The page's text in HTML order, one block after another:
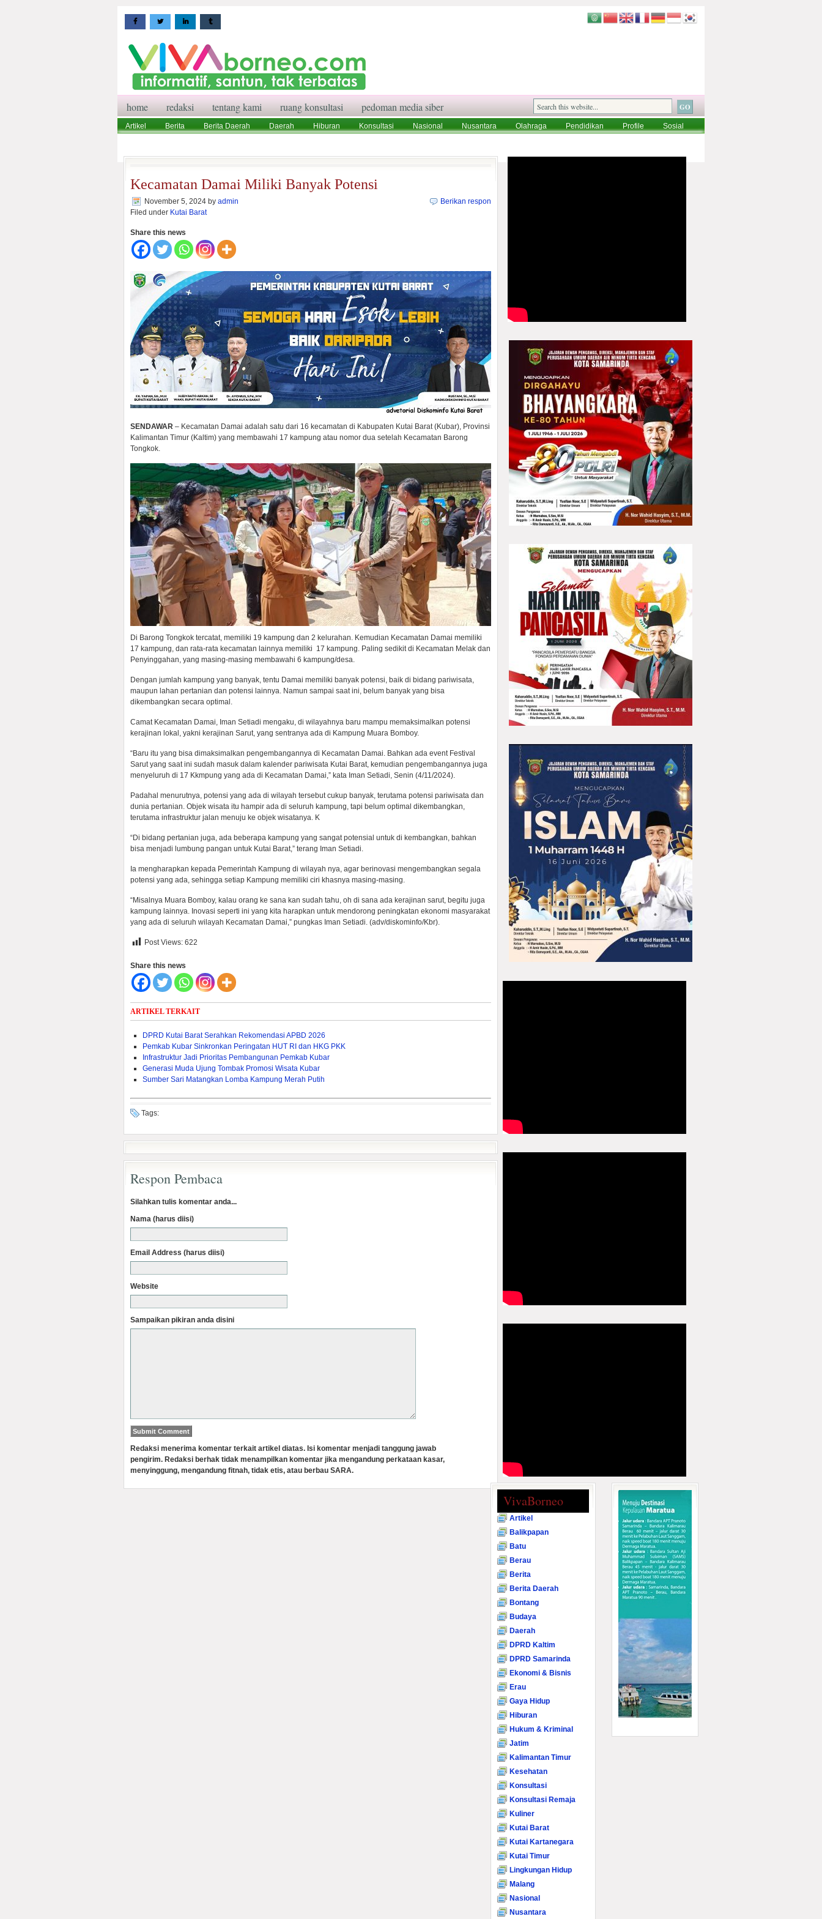
home redaksi tentang kami ruang konsultasi pedoman media siber
Artikel Berita Berita Daerah Daerah Hiburan Konsultasi Nasional Nusantara Olahraga Pendidikan Profile
Sosial
Kecamatan Damai Miliki Banyak Potensi
November 5, 2024 by admin
Filed under Kutai Barat
Berikan respon
Share this news
SENDAWAR – Kecamatan Damai adalah satu dari 16 kecamatan di Kabupaten Kutai Barat (Kubar), Provinsi
Kalimantan Timur (Kaltim) yang membawahi 17 kampung atau nomor dua setelah Kecamatan Barong
Tongkok.
Di Barong Tongkok tercatat, memiliki 19 kampung dan 2 kelurahan. Kemudian Kecamatan Damai memiliki
17 kampung, dan rata-rata kecamatan lainnya memiliki 17 kampung. Paling sedikit di Kecamatan Melak dan
Penyinggahan, yang masing-masing membawahi 6 kampung/desa.
Dengan jumlah kampung yang banyak, tentu Damai memiliki banyak potensi, baik di bidang pariwisata,
maupun lahan pertanian dan potensi lainnya. Namun sampai saat ini, belum banyak yang bisa
dikembangkan secara optimal.
Camat Kecamatan Damai, Iman Setiadi mengaku, di wilayahnya baru mampu memaksimalkan potensi
kerajinan lokal, yakni kerajinan Sarut, yang sentranya ada di Kampung Muara Bomboy.
“Baru itu yang bisa dimaksimalkan pengembangannya di Kecamatan Damai. Bahkan ada event Festival
Sarut yang saat ini sudah masuk dalam kalender pariwisata Kutai Barat, kemudian pengembangannya juga
menyeluruh di 17 Kkmpung yang ada di Kecamatan Damai,” kata Iman Setiadi, Senin (4/11/2024).
Padahal menurutnya, potensi yang ada di wilayah tersebut cukup banyak, terutama potensi pariwisata dan
dunia pertanian. Objek wisata itu hampir ada di seluruh kampung, tapi belum optimal dikembangkan,
terutama infrastruktur jalan menuju ke objek wisatanya. K
“Di bidang pertanian juga, ada beberapa kampung yang sangat potensial untuk di kembangkan, bahkan
bisa menjadi lumbung pangan untuk Kutai Barat,” terang Iman Setiadi.
Ia mengharapkan kepada Pemerintah Kampung di wilayah nya, agar berinovasi mengembangkan segala
potensi yang ada, sehingga setiap Kampung memiliki ciri khasnya masing-masing.
“Misalnya Muara Bomboy, kalau orang ke sana kan sudah tahu, oh di sana ada kerajinan sarut, begitu juga
kampung lainnya. Inovasi seperti ini yang kita harapkan untuk mendorong peningkatan ekonomi masyarakat
yang ada di seluruh wilayah Kecamatan Damai,” pungkas Iman Setiadi. (adv/diskominfo/Kbr).
Post Views: 622
Share this news
ARTIKEL TERKAIT
DPRD Kutai Barat Serahkan Rekomendasi APBD 2026
Pemkab Kubar Sinkronkan Peringatan HUT RI dan HKG PKK
Infrastruktur Jadi Prioritas Pembangunan Pemkab Kubar
Generasi Muda Ujung Tombak Promosi Wisata Kubar
Sumber Sari Matangkan Lomba Kampung Merah Putih
Tags:
Respon Pembaca
Silahkan tulis komentar anda...
Nama (harus diisi)
Email Address (harus diisi)
Website
Sampaikan pikiran anda disini
Redaksi menerima komentar terkait artikel diatas. Isi komentar menjadi tanggung jawab
pengirim. Redaksi berhak tidak menampilkan komentar jika mengandung perkataan kasar,
menyinggung, mengandung fitnah, tidak etis, atau berbau SARA.
VivaBorneo
Artikel
Balikpapan
Batu
Berau
Berita
Berita Daerah
Bontang
Budaya
Daerah
DPRD Kaltim
DPRD Samarinda
Ekonomi & Bisnis
Erau
Gaya Hidup
Hiburan
Hukum & Kriminal
Jatim
Kalimantan Timur
Kesehatan
Konsultasi
Konsultasi Remaja
Kuliner
Kutai Barat
Kutai Kartanegara
Kutai Timur
Lingkungan Hidup
Malang
Nasional
Nusantara